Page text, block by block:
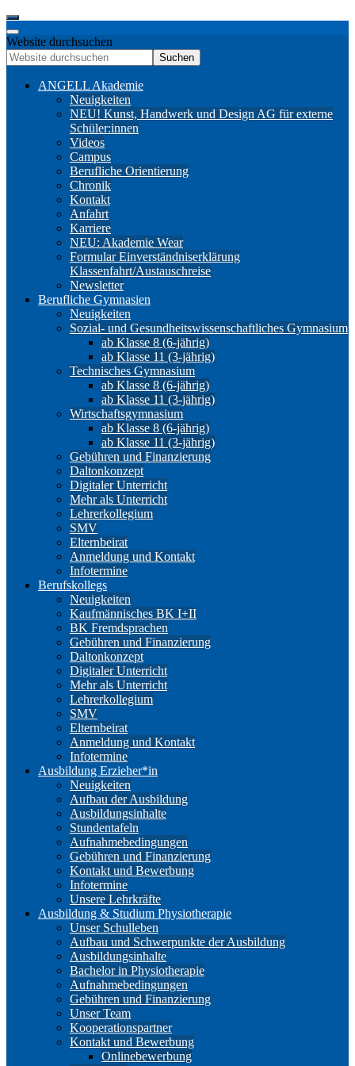
Website durchsuchen
Suchen
ANGELL Akademie
Neuigkeiten
NEU! Kunst, Handwerk und Design AG für externe
Schüler:innen
Videos
Campus
Berufliche Orientierung
Chronik
Kontakt
Anfahrt
Karriere
NEU: Akademie Wear
Formular Einverständniserklärung
Klassenfahrt/Austauschreise
Newsletter
Berufliche Gymnasien
Neuigkeiten
Sozial- und Gesundheitswissenschaftliches Gymnasium
ab Klasse 8 (6-jährig)
ab Klasse 11 (3-jährig)
Technisches Gymnasium
ab Klasse 8 (6-jährig)
ab Klasse 11 (3-jährig)
Wirtschaftsgymnasium
ab Klasse 8 (6-jährig)
ab Klasse 11 (3-jährig)
Gebühren und Finanzierung
Daltonkonzept
Digitaler Unterricht
Mehr als Unterricht
Lehrerkollegium
SMV
Elternbeirat
Anmeldung und Kontakt
Infotermine
Berufskollegs
Neuigkeiten
Kaufmännisches BK I+II
BK Fremdsprachen
Gebühren und Finanzierung
Daltonkonzept
Digitaler Unterricht
Mehr als Unterricht
Lehrerkollegium
SMV
Elternbeirat
Anmeldung und Kontakt
Infotermine
Ausbildung Erzieher*in
Neuigkeiten
Aufbau der Ausbildung
Ausbildungsinhalte
Stundentafeln
Aufnahmebedingungen
Gebühren und Finanzierung
Kontakt und Bewerbung
Infotermine
Unsere Lehrkräfte
Ausbildung & Studium Physiotherapie
Unser Schulleben
Aufbau und Schwerpunkte der Ausbildung
Ausbildungsinhalte
Bachelor in Physiotherapie
Aufnahmebedingungen
Gebühren und Finanzierung
Unser Team
Kooperationspartner
Kontakt und Bewerbung
Onlinebewerbung